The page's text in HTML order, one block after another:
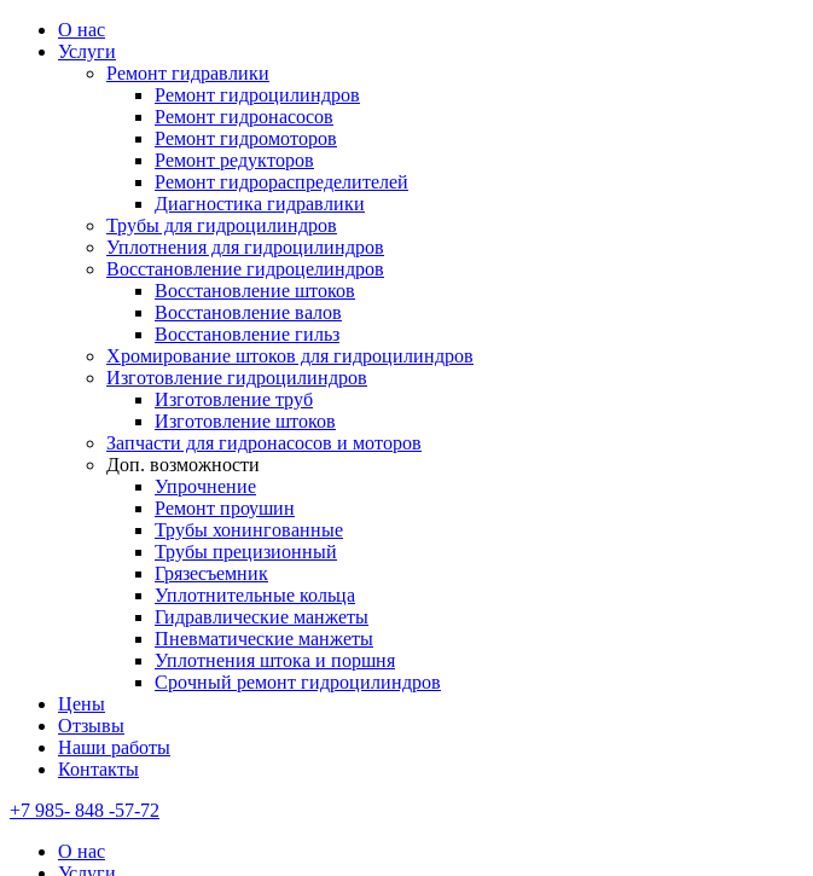
О нас
Услуги
Ремонт гидравлики
Ремонт гидроцилиндров
Ремонт гидронасосов
Ремонт гидромоторов
Ремонт редукторов
Ремонт гидрораспределителей
Диагностика гидравлики
Трубы для гидроцилиндров
Уплотнения для гидроцилиндров
Восстановление гидроцелиндров
Восстановление штоков
Восстановление валов
Восстановление гильз
Хромирование штоков для гидроцилиндров
Изготовление гидроцилиндров
Изготовление труб
Изготовление штоков
Запчасти для гидронасосов и моторов
Доп. возможности
Упрочнение
Ремонт проушин
Трубы хонингованные
Трубы прецизионный
Грязесъемник
Уплотнительные кольца
Гидравлические манжеты
Пневматические манжеты
Уплотнения штока и поршня
Срочный ремонт гидроцилиндров
Цены
Отзывы
Наши работы
Контакты
+7 985- 848 -57-72
О нас